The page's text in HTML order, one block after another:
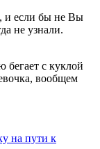
и если бы не Вы
не узнали.
с куклой
вообщем